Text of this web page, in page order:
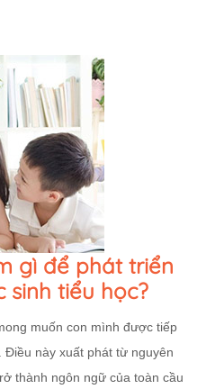
gì để phát triển
sinh tiểu học?
muốn con mình được tiếp
này xuất phát từ nguyên
thành ngôn ngữ của toàn cầu